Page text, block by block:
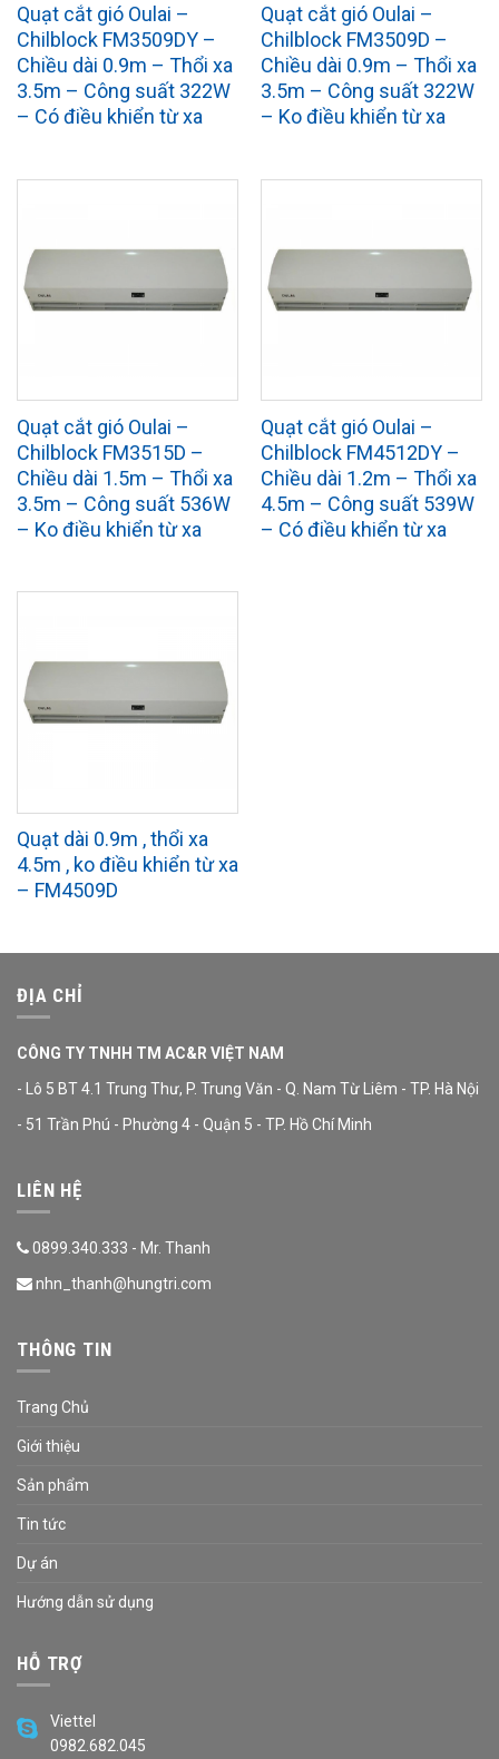
Quạt cắt gió Oulai –
Chilblock FM3509DY –
Chiều dài 0.9m – Thổi xa
3.5m – Công suất 322W
– Có điều khiển từ xa
Quạt cắt gió Oulai –
Chilblock FM3509D –
Chiều dài 0.9m – Thổi xa
3.5m – Công suất 322W
– Ko điều khiển từ xa
Quạt cắt gió Oulai –
Chilblock FM3515D –
Chiều dài 1.5m – Thổi xa
3.5m – Công suất 536W
– Ko điều khiển từ xa
Quạt cắt gió Oulai –
Chilblock FM4512DY –
Chiều dài 1.2m – Thổi xa
4.5m – Công suất 539W
– Có điều khiển từ xa
Quạt dài 0.9m , thổi xa
4.5m , ko điều khiển từ xa
– FM4509D
ĐỊA CHỈ
CÔNG TY TNHH TM AC&R VIỆT NAM
- Lô 5 BT 4.1 Trung Thư, P. Trung Văn - Q. Nam Từ Liêm - TP. Hà Nội
- 51 Trần Phú - Phường 4 - Quận 5 - TP. Hồ Chí Minh
LIÊN HỆ
0899.340.333 - Mr. Thanh
nhn_thanh@hungtri.com
THÔNG TIN
Trang Chủ
Giới thiệu
Sản phẩm
Tin tức
Dự án
Hướng dẫn sử dụng
HỖ TRỢ
Viettel
0982.682.045